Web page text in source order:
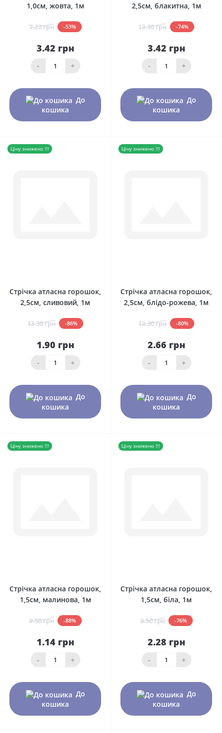
1,0см, жовта, 1м
7.22 грн -53%
3.42 грн
- +
До
кошика
2,5см, блакитна, 1м
13.30 грн -74%
3.42 грн
- +
До
кошика
Ціну знижено !!!
Стрічка атласна горошок,
2,5см, сливовий, 1м
13.30 грн -86%
1.90 грн
- +
До
кошика
Ціну знижено !!!
Стрічка атласна горошок,
2,5см, блідо-рожева, 1м
13.30 грн -80%
2.66 грн
- +
До
кошика
Ціну знижено !!!
Стрічка атласна горошок,
1,5см, малинова, 1м
9.50 грн -88%
1.14 грн
- +
До
кошика
Ціну знижено !!!
Стрічка атласна горошок,
1,5см, біла, 1м
9.50 грн -76%
2.28 грн
- +
До
кошика